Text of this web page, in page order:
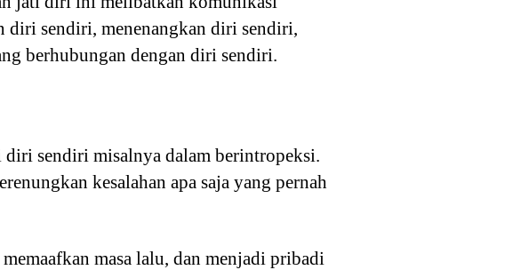
diri sendiri, menenangkan diri sendiri,
berhubungan dengan diri sendiri.
sendiri misalnya dalam berintropeksi.
kesalahan apa saja yang pernah
masa lalu, dan menjadi pribadi